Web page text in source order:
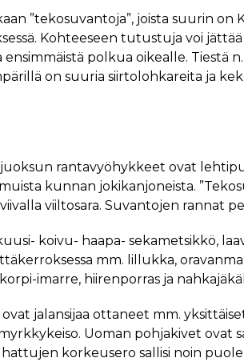
”tekosuvantoja”, joista suurin
Kohteeseen tutustuja voi
ensimmäistä polkua oikealle. Tiestä
on suuria siirtolohkareita ja
rantavyöhykkeet ovat
kunnan jokikanjoneista.
viiltosara. Suvantojen rannat
koivu- haapa- sekametsikkö,
mm. lillukka,
imarre, hiirenporras ja
ovat jalansijaa ottaneet mm.
Uoman pohjakivet ovat
korkeusero sallisi noin